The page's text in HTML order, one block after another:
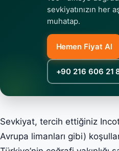
sevkiyatınızın her
muhatap.
Hemen Fiyat Al
+90 216 606 21
Sevkiyat, tercih ettiğiniz
Avrupa limanları gibi)